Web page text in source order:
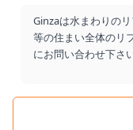
Ginzaは水まわりの
等の住まい全体のリ
にお問い合わせ下さい